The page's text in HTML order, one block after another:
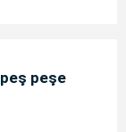
peşe